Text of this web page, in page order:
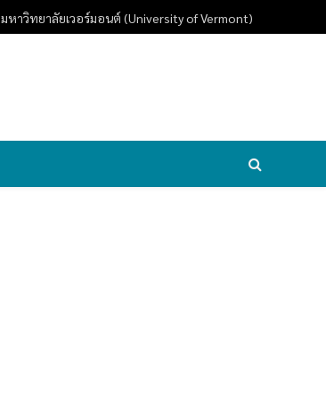
มหาวิทยาลัยเวอร์มอนต์ (University of Vermont)